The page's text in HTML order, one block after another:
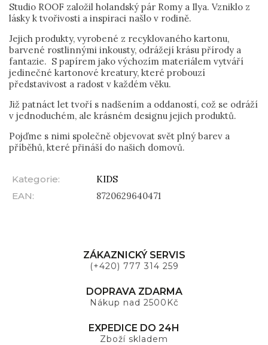
Studio ROOF založil holandský pár Romy a Ilya. Vzniklo z
lásky k tvořivosti a inspiraci našlo v rodině.
Jejich produkty, vyrobené z recyklovaného kartonu,
barvené rostlinnými inkousty, odrážejí krásu přírody a
fantazie. S papírem jako výchozím materiálem vytváří
jedinečné kartonové kreatury, které probouzí
představivost a radost v každém věku.
Již patnáct let tvoří s nadšením a oddaností, což se odráží
v jednoduchém, ale krásném designu jejich produktů.
Pojďme s nimi společně objevovat svět plný barev a
příběhů, které přináší do našich domovů.
Kategorie:
KIDS
EAN: 8720629640471
ZÁKAZNICKÝ SERVIS
(+420) 777 314 259
DOPRAVA ZDARMA
Nákup nad 2500Kč
EXPEDICE DO 24H
Zboží skladem